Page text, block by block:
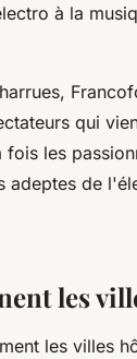
à la
qui
les
adeptes de
les
les villes